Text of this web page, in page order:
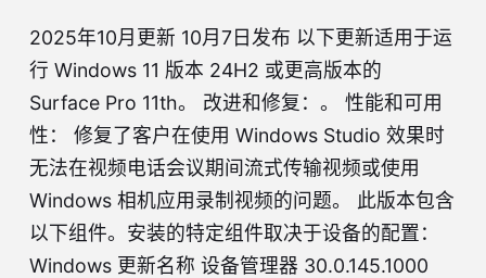
2025年10月更新 10月7日发布 以下更新适用于运
行 Windows 11 版本 24H2 或更高版本的
Surface Pro 11th。 改进和修复：。 性能和可用
性： 修复了客户在使用 Windows Studio 效果时
无法在视频电话会议期间流式传输视频或使用
Windows 相机应用录制视频的问题。 此版本包含
以下组件。安装的特定组件取决于设备的配置：
Windows 更新名称 设备管理器 30.0.145.1000